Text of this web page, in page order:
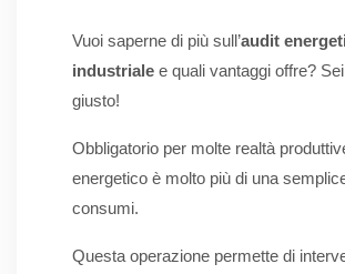
Vuoi saperne di più sull’audit
industriale e quali vantaggi offre?
giusto!
Obbligatorio per molte realtà
energetico è molto più di una
consumi.
Questa operazione permette di